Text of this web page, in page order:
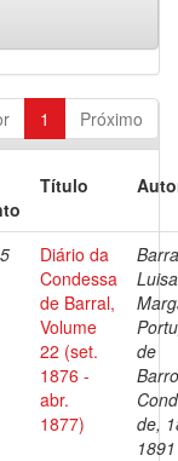
1 Próximo
Título
Diário da
Condessa
de Barral,
Volume
22 (set.
1876 -
abr.
1877)
Luisa
de
de,
1891